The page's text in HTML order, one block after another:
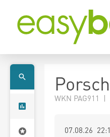
WKN PAG911
07.08.26